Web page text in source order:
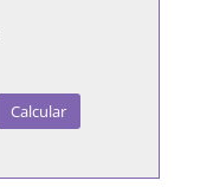
Calcular